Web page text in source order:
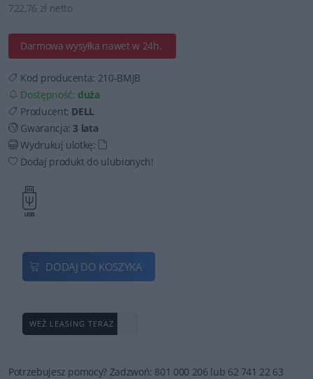
722,76 zł netto
Darmowa wysyłka nawet w 24h.
Kod producenta: 210-BMJB
Dostępność: duża
Producent: DELL
Gwarancja:3 lata
Wydrukuj ulotkę:
Dodaj produkt do ulubionych!
DODAJ DO KOSZYKA
WEŹ LEASING TERAZ
Potrzebujesz pomocy? Zadzwoń: 801 000 206 lub 62 741 22 63